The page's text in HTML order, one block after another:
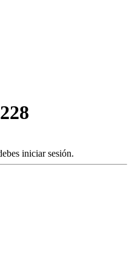
iniciar sesión.